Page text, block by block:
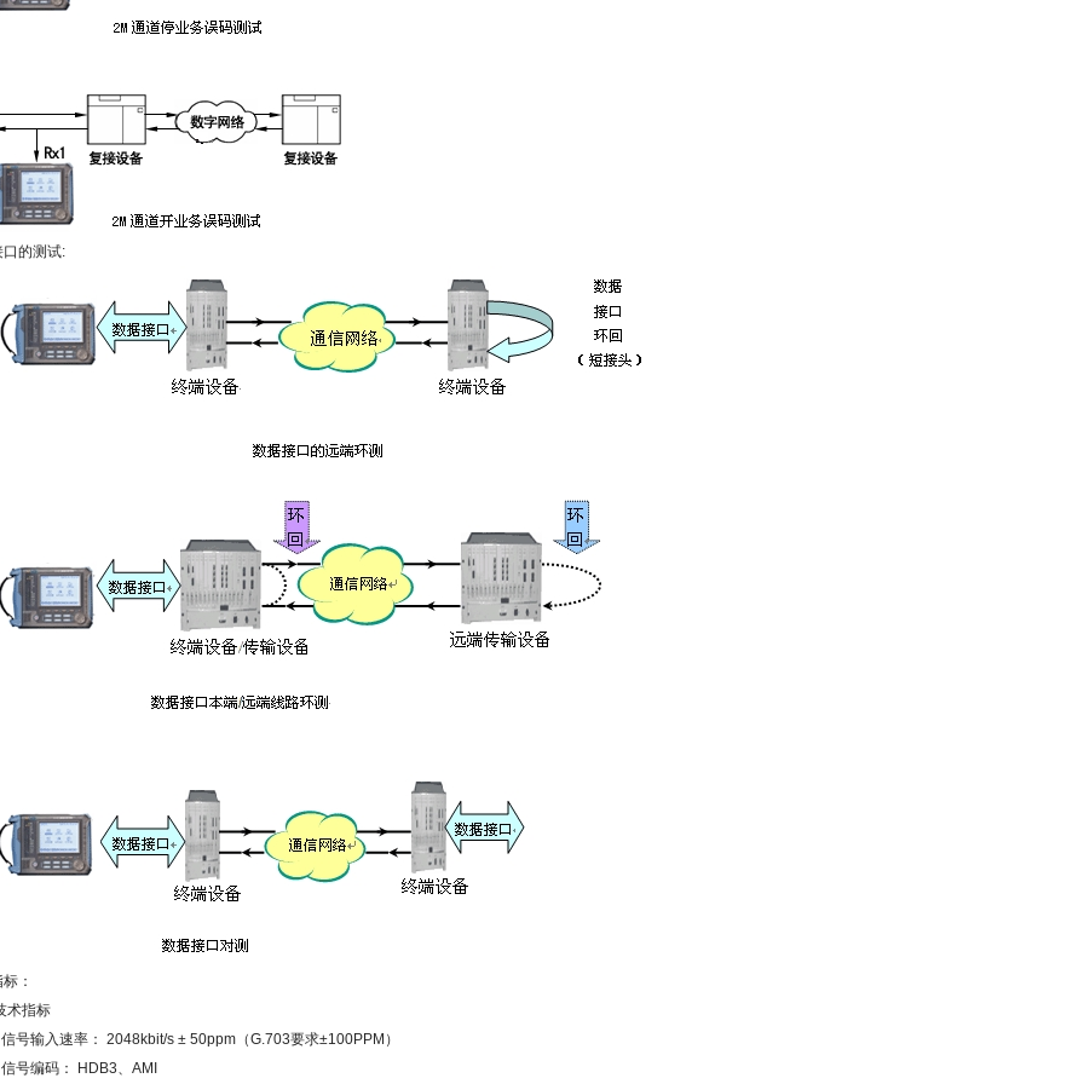
口的测试:
：
术指标
信号输入速率： 2048kbit/s ± 50ppm （G.703要求±100PPM ）
信号编码：
HDB3、 AMI